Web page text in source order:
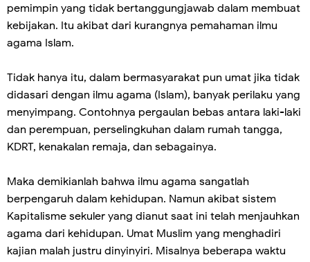
pemimpin yang tidak bertanggungjawab dalam membuat
kebijakan. Itu akibat dari kurangnya pemahaman ilmu
agama Islam.
Tidak hanya itu, dalam bermasyarakat pun umat jika tidak
didasari dengan ilmu agama (Islam), banyak perilaku yang
menyimpang. Contohnya pergaulan bebas antara laki-laki
dan perempuan, perselingkuhan dalam rumah tangga,
KDRT, kenakalan remaja, dan sebagainya.
Maka demikianlah bahwa ilmu agama sangatlah
berpengaruh dalam kehidupan. Namun akibat sistem
Kapitalisme sekuler yang dianut saat ini telah menjauhkan
agama dari kehidupan. Umat Muslim yang menghadiri
kajian malah justru dinyinyiri. Misalnya beberapa waktu